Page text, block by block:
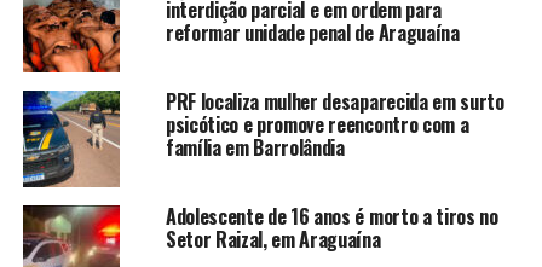
interdição parcial e em ordem para
reformar unidade penal de Araguaína
PRF localiza mulher desaparecida em surto
psicótico e promove reencontro com a
família em Barrolândia
Adolescente de 16 anos é morto a tiros no
Setor Raizal, em Araguaína